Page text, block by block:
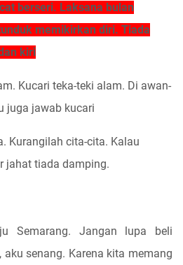
berseri. Laksana bulan
memikirkan diri. Tiada
kiri
Kucari teka-teki alam. Di awan-
juga jawab kucari
Kurangilah cita-cita. Kalau
jahat tiada damping.
Semarang. Jangan lupa beli
aku senang. Karena kita memang